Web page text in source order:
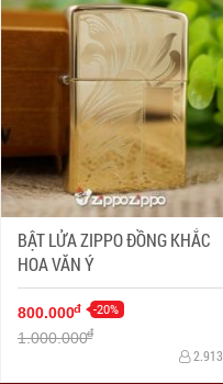
BẬT LỬA ZIPPO ĐỒNG KHẮC
HOA VĂN Ý
800.000đ -20%
1.000.000đ
2.913